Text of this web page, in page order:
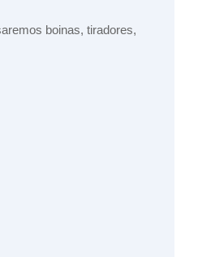
boinas, tiradores,